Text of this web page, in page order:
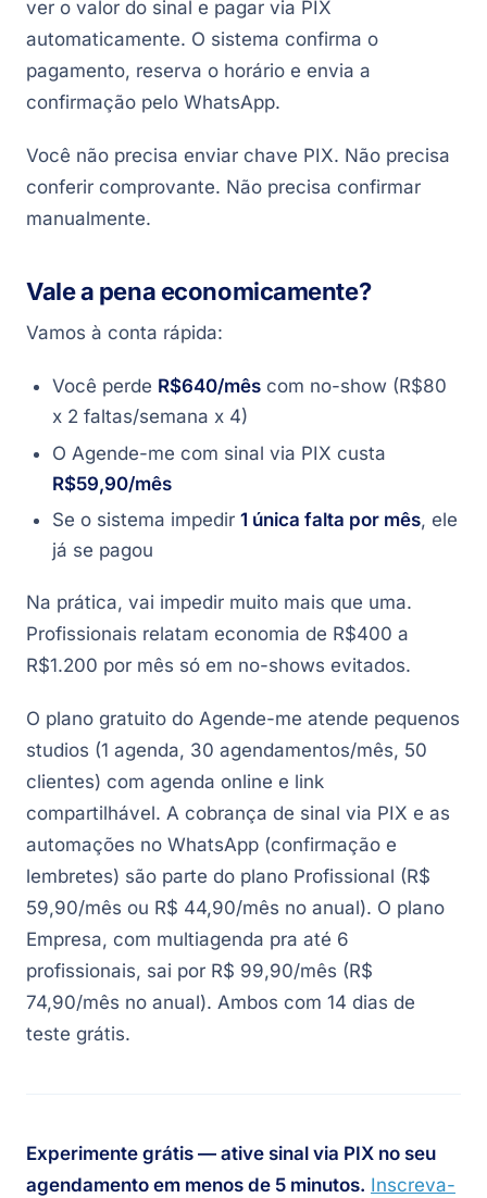
ver o valor do sinal e pagar via PIX
automaticamente. O sistema confirma o
pagamento, reserva o horário e envia a
confirmação pelo WhatsApp.
Você não precisa enviar chave PIX. Não precisa
conferir comprovante. Não precisa confirmar
manualmente.
Vale a pena economicamente?
Vamos à conta rápida:
Você perde R$640/mês com no-show (R$80
x 2 faltas/semana x 4)
O Agende-me com sinal via PIX custa
R$59,90/mês
Se o sistema impedir 1 única falta por mês, ele
já se pagou
Na prática, vai impedir muito mais que uma.
Profissionais relatam economia de R$400 a
R$1.200 por mês só em no-shows evitados.
O plano gratuito do Agende-me atende pequenos
studios (1 agenda, 30 agendamentos/mês, 50
clientes) com agenda online e link
compartilhável. A cobrança de sinal via PIX e as
automações no WhatsApp (confirmação e
lembretes) são parte do plano Profissional (R$
59,90/mês ou R$ 44,90/mês no anual). O plano
Empresa, com multiagenda pra até 6
profissionais, sai por R$ 99,90/mês (R$
74,90/mês no anual). Ambos com 14 dias de
teste grátis.
Experimente grátis — ative sinal via PIX no seu
agendamento em menos de 5 minutos. Inscreva-